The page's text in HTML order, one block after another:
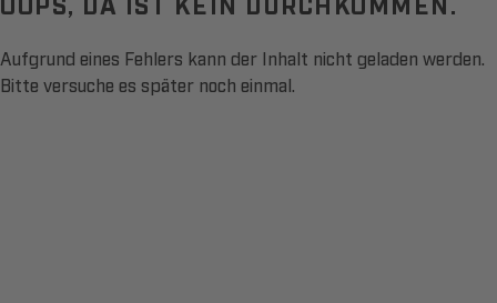
Aufgrund eines Fehlers kann der Inhalt nicht geladen werden.
Bitte versuche es später noch einmal.